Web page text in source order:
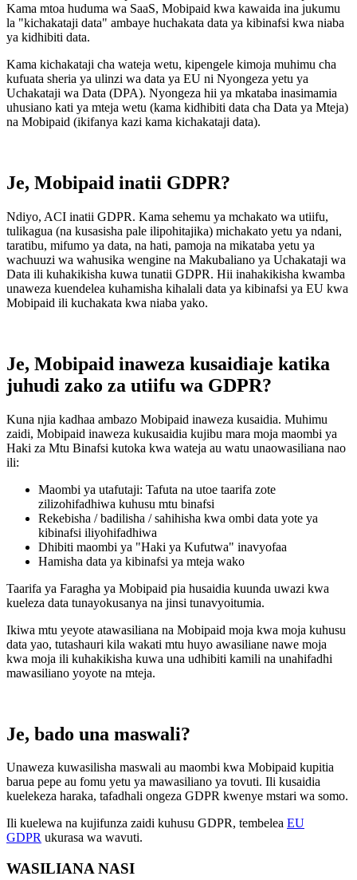
Kama mtoa huduma wa SaaS, Mobipaid kwa kawaida ina jukumu
la "kichakataji data" ambaye huchakata data ya kibinafsi kwa niaba
ya kidhibiti data.
Kama kichakataji cha wateja wetu, kipengele kimoja muhimu cha
kufuata sheria ya ulinzi wa data ya EU ni Nyongeza yetu ya
Uchakataji wa Data (DPA). Nyongeza hii ya mkataba inasimamia
uhusiano kati ya mteja wetu (kama kidhibiti data cha Data ya Mteja)
na Mobipaid (ikifanya kazi kama kichakataji data).
Je, Mobipaid inatii GDPR?
Ndiyo, ACI inatii GDPR. Kama sehemu ya mchakato wa utiifu,
tulikagua (na kusasisha pale ilipohitajika) michakato yetu ya ndani,
taratibu, mifumo ya data, na hati, pamoja na mikataba yetu ya
wachuuzi wa wahusika wengine na Makubaliano ya Uchakataji wa
Data ili kuhakikisha kuwa tunatii GDPR. Hii inahakikisha kwamba
unaweza kuendelea kuhamisha kihalali data ya kibinafsi ya EU kwa
Mobipaid ili kuchakata kwa niaba yako.
Je, Mobipaid inaweza kusaidiaje katika
juhudi zako za utiifu wa GDPR?
Kuna njia kadhaa ambazo Mobipaid inaweza kusaidia. Muhimu
zaidi, Mobipaid inaweza kukusaidia kujibu mara moja maombi ya
Haki za Mtu Binafsi kutoka kwa wateja au watu unaowasiliana nao
ili:
Maombi ya utafutaji: Tafuta na utoe taarifa zote
zilizohifadhiwa kuhusu mtu binafsi
Rekebisha / badilisha / sahihisha kwa ombi data yote ya
kibinafsi iliyohifadhiwa
Dhibiti maombi ya "Haki ya Kufutwa" inavyofaa
Hamisha data ya kibinafsi ya mteja wako
Taarifa ya Faragha ya Mobipaid pia husaidia kuunda uwazi kwa
kueleza data tunayokusanya na jinsi tunavyoitumia.
Ikiwa mtu yeyote atawasiliana na Mobipaid moja kwa moja kuhusu
data yao, tutashauri kila wakati mtu huyo awasiliane nawe moja
kwa moja ili kuhakikisha kuwa una udhibiti kamili na unahifadhi
mawasiliano yoyote na mteja.
Je, bado una maswali?
Unaweza kuwasilisha maswali au maombi kwa Mobipaid kupitia
barua pepe au fomu yetu ya mawasiliano ya tovuti. Ili kusaidia
kuelekeza haraka, tafadhali ongeza GDPR kwenye mstari wa somo.
Ili kuelewa na kujifunza zaidi kuhusu GDPR, tembelea EU
GDPR ukurasa wa wavuti.
WASILIANA NASI